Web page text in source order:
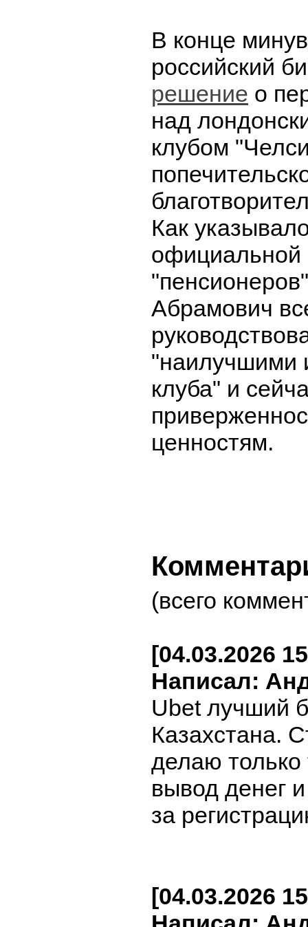
В конце
российский
решение о
над
клубом
Как
официальной
Абрамович
"наилучшими
клуба" и
ценностям.
(всего
[04.03.2026
Написал:
Ubet лучший
Казахстана.
делаю
вывод денег
за
[04.03.2026